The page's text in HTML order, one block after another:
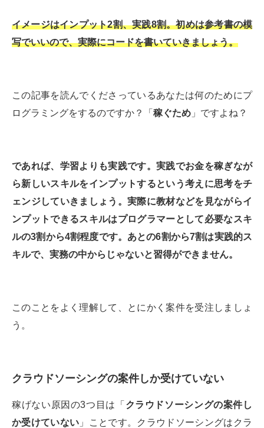
イメージはインプット2割、実践8割。初めは参考書の模
写でいいので、実際にコードを書いていきましょう。
この記事を読んでくださっているあなたは何のためにプ
ログラミングをするのですか？「 稼ぐため 」ですよね？
であれば、学習よりも実践です。実践でお金を稼ぎなが
ら新しいスキルをインプットするという考えに思考をチ
ェンジしていきましょう。実際に教材などを見ながらイ
ンプットできるスキルはプログラマーとして必要なスキ
ルの3割から4割程度です。あとの6割から7割は実践的ス
キルで、実務の中からじゃないと習得ができません。
このことをよく理解して、とにかく案件を受注しましょ
う。
クラウドソーシングの案件しか受けていない
稼げない原因の3つ目は「 クラウドソーシングの案件し
か受けていない 」ことです。クラウドソーシングはクラ